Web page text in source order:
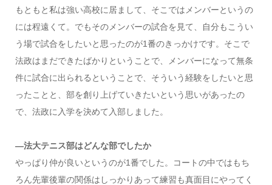
もともと私は強い高校に居まして、そこではメンバーというの
には程遠くて。でもそのメンバーの試合を見て、自分もこうい
う場で試合をしたいと思ったのが1番のきっかけです。そこで
法政はまだできたばかりということで、メンバーになって無条
件に試合に出られるということで、そういう経験をしたいと思
ったことと、部を創り上げていきたいという思いがあったの
で、法政に入学を決めて入部しました。
―法大テニス部はどんな部でしたか
やっぱり仲が良いというのが1番でした。コートの中ではもち
ろん先輩後輩の関係はしっかりあって練習も真面目にやってく